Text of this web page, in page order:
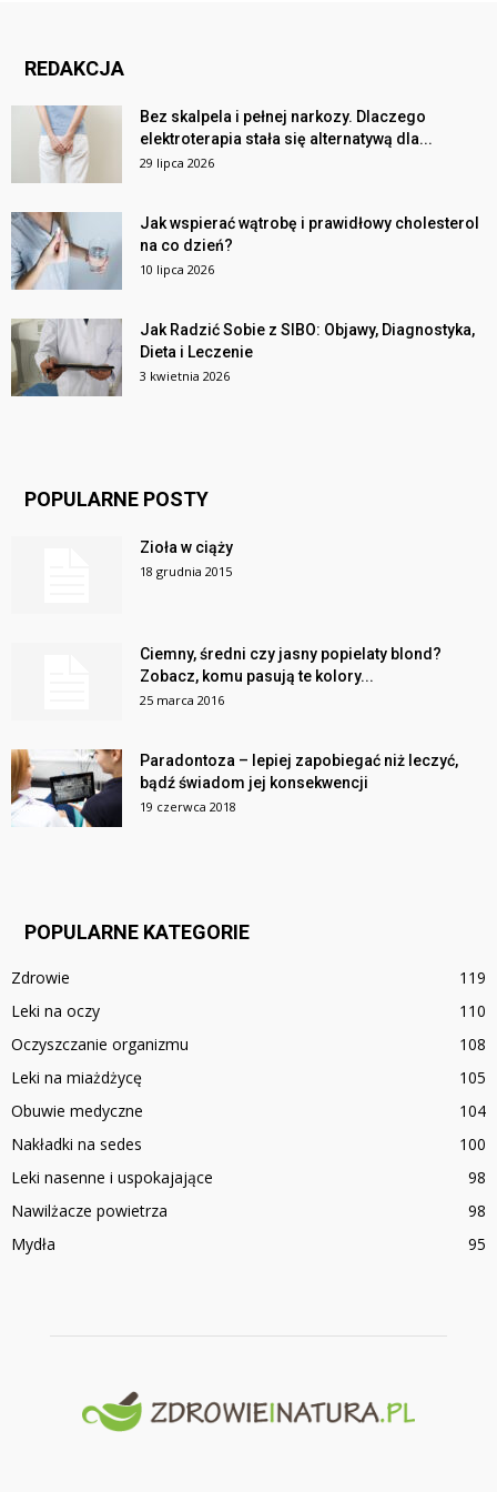
REDAKCJA
Bez skalpela i pełnej narkozy. Dlaczego
elektroterapia stała się alternatywą dla...
29 lipca 2026
Jak wspierać wątrobę i prawidłowy cholesterol
na co dzień?
10 lipca 2026
Jak Radzić Sobie z SIBO: Objawy, Diagnostyka,
Dieta i Leczenie
3 kwietnia 2026
POPULARNE POSTY
Zioła w ciąży
18 grudnia 2015
Ciemny, średni czy jasny popielaty blond?
Zobacz, komu pasują te kolory...
25 marca 2016
Paradontoza – lepiej zapobiegać niż leczyć,
bądź świadom jej konsekwencji
19 czerwca 2018
POPULARNE KATEGORIE
Zdrowie
119
Leki na oczy
110
Oczyszczanie organizmu
108
Leki na miażdżycę
105
Obuwie medyczne
104
Nakładki na sedes
100
Leki nasenne i uspokajające
98
Nawilżacze powietrza
98
Mydła
95